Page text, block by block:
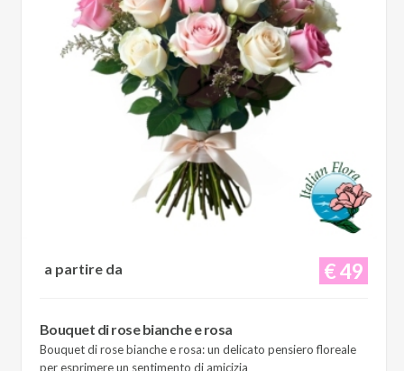
€ 49
a partire da
Bouquet di rose bianche e rosa
Bouquet di rose bianche e rosa: un delicato pensiero floreale
per esprimere un sentimento di amicizia